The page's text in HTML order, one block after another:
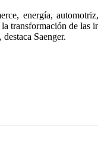
energía,
transformación de las
Saenger.